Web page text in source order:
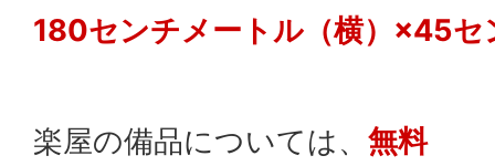
180センチメートル（横）×45セ
楽屋の備品については、 無料